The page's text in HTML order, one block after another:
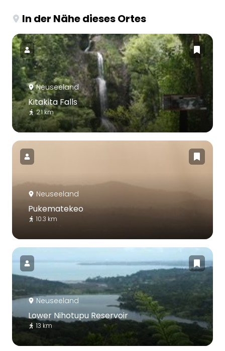
In der Nähe dieses Ortes
Neuseeland
Kitakita Falls
2.1 km
Neuseeland
Pukematekeo
10.3 km
Neuseeland
Lower Nihotupu Reservoir
13 km